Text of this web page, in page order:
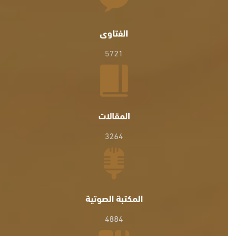
الفتاوى
5721
المقالات
3264
المكتبة الصوتية
4884